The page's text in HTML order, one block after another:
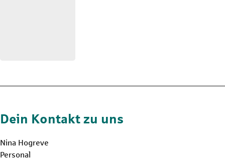
Dein Kontakt zu uns
Nina Hogreve
Personal